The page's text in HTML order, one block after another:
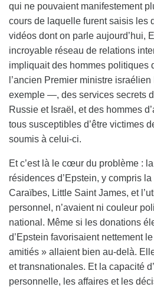
qui ne pouvaient manifestement
cours de laquelle furent saisis les
vidéos dont on parle aujourd’hui,
incroyable réseau de relations
impliquait des hommes
l’ancien Premier ministre
exemple —, des services secrets
Russie et Israël, et des hommes
tous susceptibles d’être victimes
soumis à celui-ci.
Et c’est là le cœur du problème :
résidences d’Epstein, y compris
Caraïbes, Little Saint James, et
personnel, n’avaient ni couleur
national. Même si les donations
d’Epstein favorisaient nettement
amitiés » allaient bien au-delà.
et transnationales. Et la capacité
personnelle, les affaires et les